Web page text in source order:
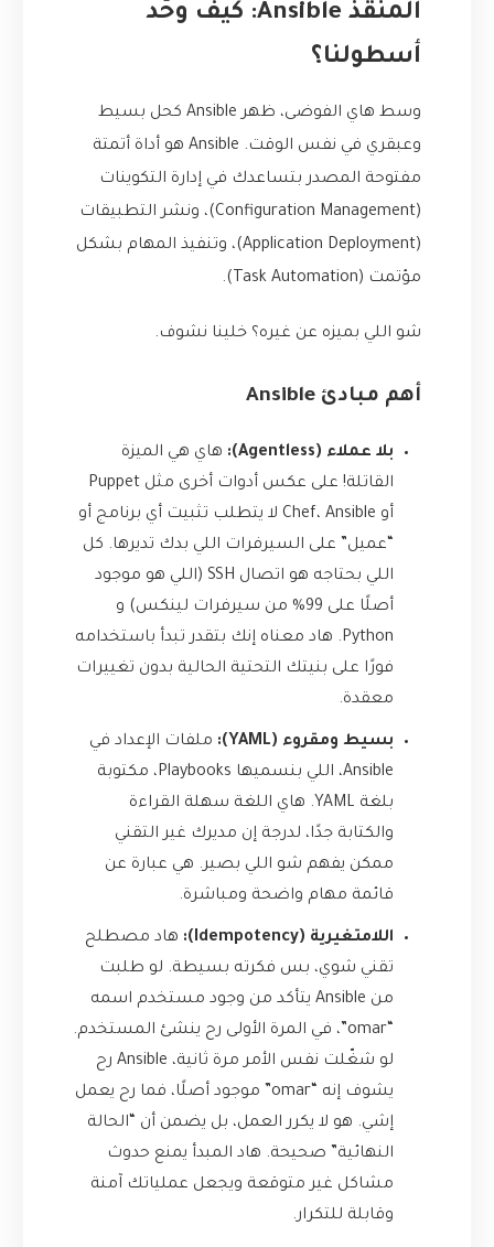
المنقذ Ansible: كيف وحّد
أسطولنا؟
وسط هاي الفوضى، ظهر Ansible كحل بسيط
وعبقري في نفس الوقت. Ansible هو أداة أتمتة
مفتوحة المصدر بتساعدك في إدارة التكوينات
(Configuration Management)، ونشر التطبيقات
(Application Deployment)، وتنفيذ المهام بشكل
مؤتمت (Task Automation).
شو اللي بميزه عن غيره؟ خلينا نشوف.
أهم مبادئ Ansible
بلا عملاء (Agentless):
هاي هي الميزة
القاتلة! على عكس أدوات أخرى مثل Puppet
أو Chef، Ansible لا يتطلب تثبيت أي برنامج أو
“عميل” على السيرفرات اللي بدك تديرها. كل
اللي بحتاجه هو اتصال SSH (اللي هو موجود
أصلًا على 99% من سيرفرات لينكس) و
Python. هاد معناه إنك بتقدر تبدأ باستخدامه
فورًا على بنيتك التحتية الحالية بدون تغييرات
معقدة.
بسيط ومقروء (YAML):
ملفات الإعداد في
Ansible، اللي بنسميها Playbooks، مكتوبة
بلغة YAML. هاي اللغة سهلة القراءة
والكتابة جدًا، لدرجة إن مديرك غير التقني
ممكن يفهم شو اللي بصير. هي عبارة عن
قائمة مهام واضحة ومباشرة.
اللامتغيرية (Idempotency):
هاد مصطلح
تقني شوي، بس فكرته بسيطة. لو طلبت
من Ansible يتأكد من وجود مستخدم اسمه
“omar”، في المرة الأولى رح ينشئ المستخدم.
لو شغّلت نفس الأمر مرة ثانية، Ansible رح
يشوف إنه “omar” موجود أصلًا، فما رح يعمل
إشي. هو لا يكرر العمل، بل يضمن أن “الحالة
النهائية” صحيحة. هاد المبدأ يمنع حدوث
مشاكل غير متوقعة ويجعل عملياتك آمنة
وقابلة للتكرار.